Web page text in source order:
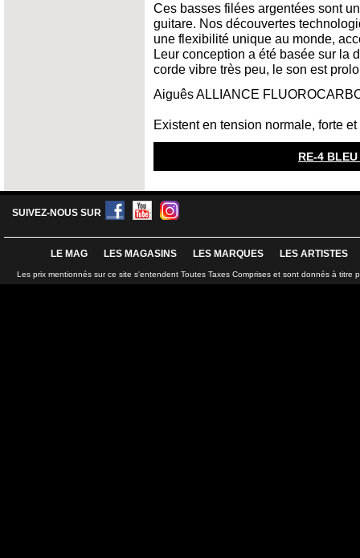
Ces basses filées argentées sont
guitare. Nos découvertes
une flexibilité unique au monde,
Leur conception a été basée sur la
corde vibre très peu, le son est
Aiguês ALLIANCE
Existent en tension normale, forte et
RE-4
SUIVEZ-NOUS SUR
LE MAG LES MAGASINS LES MARQUES LES ARTISTES
Les prix mentionnés sur ce site s'entendent Toutes Taxes Comprises et sont donnés à